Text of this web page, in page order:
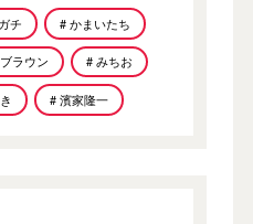
チ # かまいたち
ラウン # みちお
# 濱家隆一